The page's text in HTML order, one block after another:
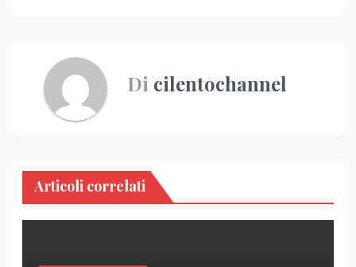
Di cilentochannel
Articoli correlati